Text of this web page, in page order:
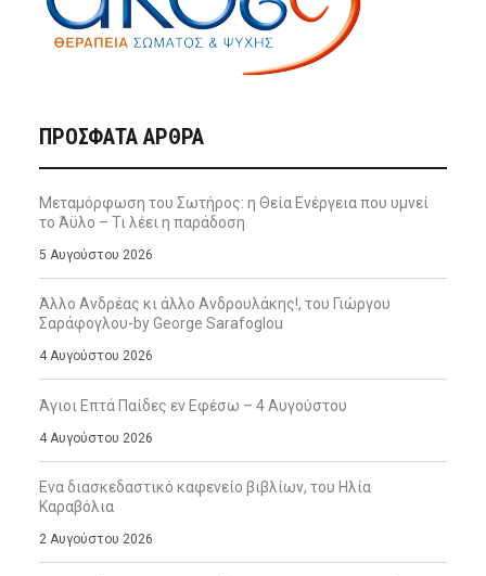
ΠΡΌΣΦΑΤΑ ΆΡΘΡΑ
Μεταμόρφωση του Σωτήρος: η Θεία Ενέργεια που υμνεί
το Άϋλο – Τι λέει η παράδοση
5 Αυγούστου 2026
Άλλο Ανδρέας κι άλλο Ανδρουλάκης!, του Γιώργου
Σαράφογλου-by George Sarafoglou
4 Αυγούστου 2026
Άγιοι Επτά Παίδες εν Εφέσω – 4 Αυγούστου
4 Αυγούστου 2026
Ενα διασκεδαστικό καφενείο βιβλίων, του Ηλία
Καραβόλια
2 Αυγούστου 2026